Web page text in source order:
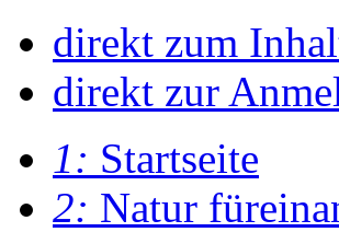
direkt zum
direkt zur
1: Startseite
2: Natur